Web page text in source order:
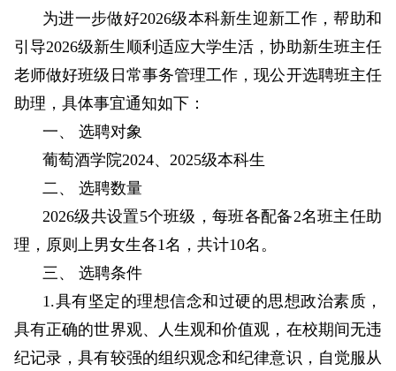
为进一步做好2026级本科新生迎新工作，帮助和
引导2026级新生顺利适应大学生活，协助新生班主任
老师做好班级日常事务管理工作，现公开选聘班主任
助理，具体事宜通知如下：
一、 选聘对象
葡萄酒学院2024、2025级本科生
二、 选聘数量
2026级共设置5个班级，每班各配备2名班主任助
理，原则上男女生各1名，共计10名。
三、 选聘条件
1.具有坚定的理想信念和过硬的思想政治素质，
具有正确的世界观、人生观和价值观，在校期间无违
纪记录，具有较强的组织观念和纪律意识，自觉服从